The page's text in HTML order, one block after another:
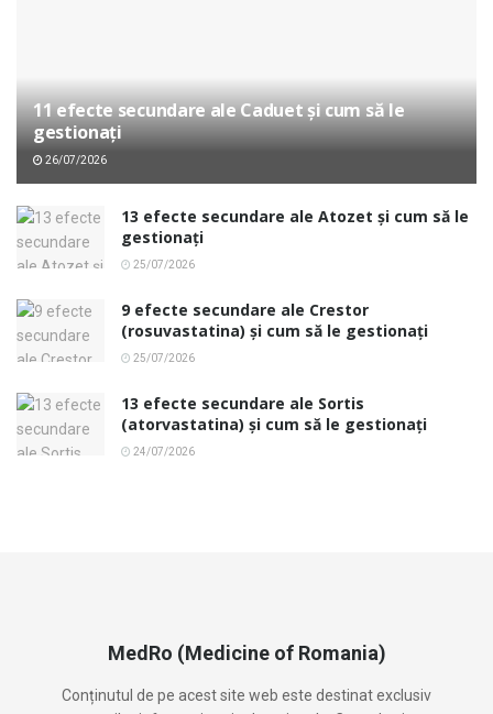
11 efecte secundare ale Caduet și cum să le
gestionați
26/07/2026
13 efecte secundare ale Atozet și cum să le
gestionați
25/07/2026
9 efecte secundare ale Crestor
(rosuvastatina) și cum să le gestionați
25/07/2026
13 efecte secundare ale Sortis
(atorvastatina) și cum să le gestionați
24/07/2026
MedRo (Medicine of Romania)
Conținutul de pe acest site web este destinat exclusiv